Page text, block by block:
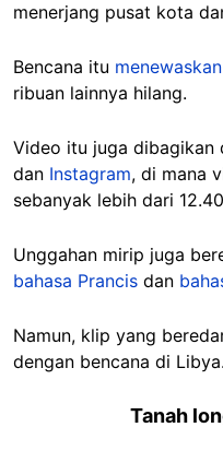
menerjang pusat kota
Bencana itu menewaskan
ribuan lainnya hilang.
Video itu juga dibagikan
dan Instagram, di mana
sebanyak lebih dari
Unggahan mirip juga
bahasa Prancis dan
Namun, klip yang
dengan bencana di Libya.
Tanah